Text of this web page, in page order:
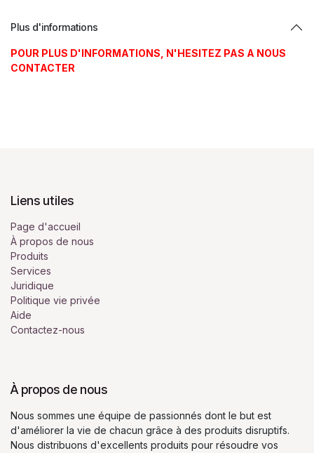
Plus d'informations
POUR PLUS D'INFORMATIONS, N'HESITEZ PAS A NOUS
CONTACTER
Liens utiles
Page d'accueil
À propos de nous
Produits
Services
Juridique
Politique vie privée
Aide
Contactez-nous
À propos de nous
Nous sommes une équipe de passionnés dont le but est
d'améliorer la vie de chacun grâce à des produits disruptifs.
Nous distribuons d'excellents produits pour résoudre vos